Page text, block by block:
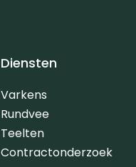
Diensten
Varkens
Rundvee
Teelten
Contractonderzoek